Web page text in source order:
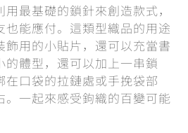
最基礎的鎖針來創造款式，
也能應付。這類型織品的用途
飾用的小貼片，還可以充當書
的體型，還可以加上一串鎖
口袋的拉鏈處或手挽袋部
。一起來感受鉤織的百變可能